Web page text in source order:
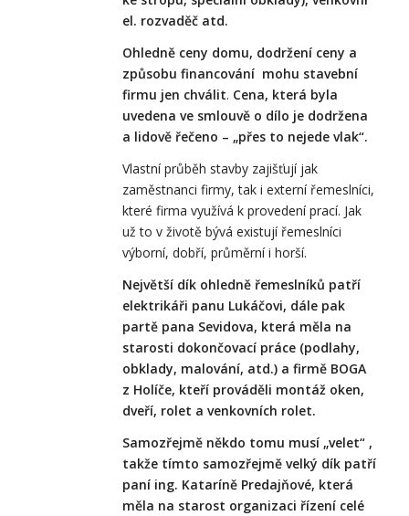
el. rozvaděč atd.
Ohledně ceny domu, dodržení ceny a
způsobu financování mohu stavební
firmu jen chválit. Cena, která byla
uvedena ve smlouvě o dílo je dodržena
a lidově řečeno – „přes to nejede vlak“.
Vlastní průběh stavby zajišťují jak
zaměstnanci firmy, tak i externí řemeslníci,
které firma využívá k provedení prací. Jak
už to v životě bývá existují řemeslníci
výborní, dobří, průměrní i horší.
Největší dík ohledně řemeslníků patří
elektrikáři panu Lukáčovi, dále pak
partě pana Sevidova, která měla na
starosti dokončovací práce (podlahy,
obklady, malování, atd.) a firmě BOGA
z Holíče, kteří prováděli montáž oken,
dveří, rolet a venkovních rolet.
Samozřejmě někdo tomu musí „velet“ ,
takže tímto samozřejmě velký dík patří
paní ing. Kataríně Predajňové, která
měla na starost organizaci řízení celé